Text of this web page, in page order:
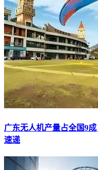
广东无人机产量占全国9
速递